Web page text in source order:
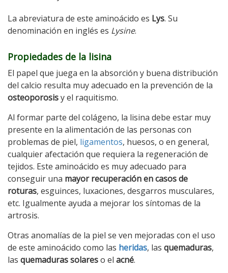
La abreviatura de este aminoácido es Lys. Su
denominación en inglés es Lysine.
Propiedades de la lisina
El papel que juega en la absorción y buena distribución
del calcio resulta muy adecuado en la prevención de la
osteoporosisy el raquitismo.
Al formar parte del colágeno, la lisina debe estar muy
presente en la alimentación de las personas con
problemas de piel, ligamentos, huesos, o en general,
cualquier afectación que requiera la regeneración de
tejidos. Este aminoácido es muy adecuado para
conseguir una mayor recuperación en casos de
roturas, esguinces, luxaciones, desgarros musculares,
etc. Igualmente ayuda a mejorar los síntomas de la
artrosis.
Otras anomalías de la piel se ven mejoradas con el uso
de este aminoácido como las heridas, las quemaduras,
las quemaduras solareso el acné.